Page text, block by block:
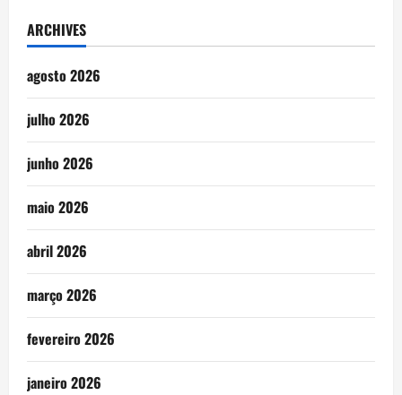
ARCHIVES
agosto 2026
julho 2026
junho 2026
maio 2026
abril 2026
março 2026
fevereiro 2026
janeiro 2026